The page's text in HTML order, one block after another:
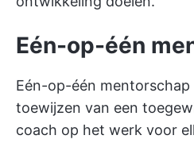
Eén-op-één
Eén-op-één
toewijzen van een
coach op het werk voor